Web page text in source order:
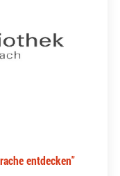
entdecken"